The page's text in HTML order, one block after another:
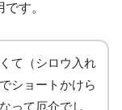
す。
て（シロウ入れ
ショートかけら
って厄介でし